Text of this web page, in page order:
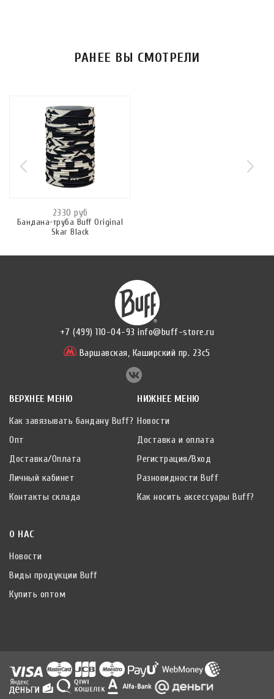
РАНЕЕ ВЫ СМОТРЕЛИ
2330 руб
Бандана-труба Buff Original
Skar Black
+7 (499) 110-04-93 info@buff-store.ru
Варшавская, Каширский пр. 23с5
ВЕРХНЕЕ МЕНЮ
Как завязывать бандану Buff?
Опт
Доставка/Оплата
Личный кабинет
Контакты склада
НИЖНЕЕ МЕНЮ
Новости
Доставка и оплата
Регистрация/Вход
Разновидности Buff
Как носить аксессуары Buff?
О НАС
Новости
Виды продукции Buff
Купить оптом